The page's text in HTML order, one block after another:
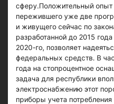
сферу.Положительный опыт
пережившего уже две
и живущего сейчас по
разработанной до 2015
2020-го, позволяет
федеральных средств. В
года на стопроцентное
задача для республики
электроснабжению этот
приборы учета